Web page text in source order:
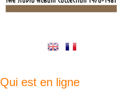
Qui est en ligne